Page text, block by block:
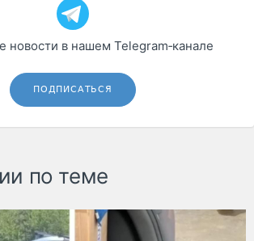
новости в нашем Telegram‑канале
ПОДПИСАТЬСЯ
по теме